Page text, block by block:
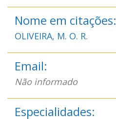
Nome em citações:
OLIVEIRA, M. O. R.
Email:
Não informado
Especialidades: